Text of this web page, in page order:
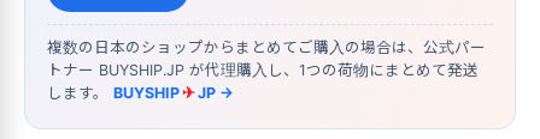
複数の日本のショップからまとめてご購入の場合は、公式パー
トナー BUYSHIP.JP が代理購入し、1つの荷物にまとめて発送
します。 BUYSHIP✈JP →